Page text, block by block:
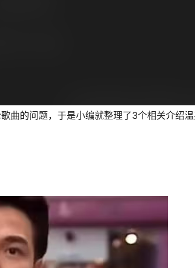
曲的问题，于是小编就整理了3个相关介绍